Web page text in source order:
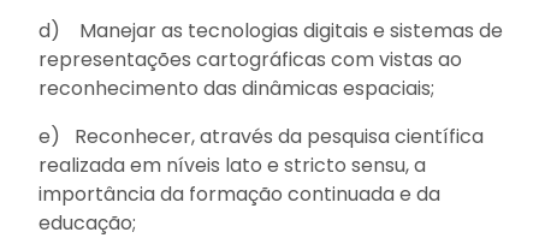
d) Manejar as tecnologias digitais e sistemas de
representações cartográficas com vistas ao
reconhecimento das dinâmicas espaciais;
e) Reconhecer, através da pesquisa científica
realizada em níveis lato e stricto sensu, a
importância da formação continuada e da
educação;